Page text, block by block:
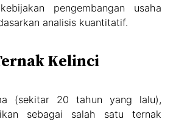
pengembangan usaha
analisis kuantitatif.
Kelinci
(sekitar 20 tahun yang lalu),
sebagai salah satu ternak